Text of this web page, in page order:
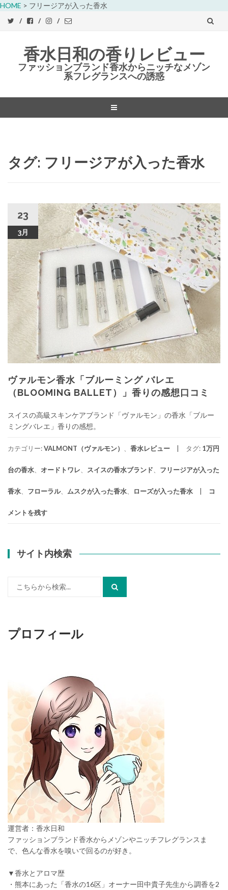
HOME > フリージアが入った香水
香水日和の香りレビュー
ファッションブランド香水からニッチなメゾン
系フレグランスへの誘惑
タグ: フリージアが入った香水
23
3月
ヴァルモン香水「ブルーミング バレエ
（BLOOMING BALLET）」香りの感想口コミ
スイスの高級スキンケアブランド「ヴァルモン」の香水「ブルー
ミングバレエ」香りの感想。
カテゴリー:VALMONT（ヴァルモン） 香水レビュー タグ: 1万円
台の香水 オードトワレ スイスの香水ブランド フリージアが入った
香水 フローラル、 ムスクが入った香水 ローズが入った香水 コ
メントを残す
サイト内検索
プロフィール
運営者：香水日和
ファッションブランド香水からメゾンやニッチフレグランスま
で、色んな香水を嗅いで回るのが好き。
▼香水とアロマ歴
・熊本にあった「香水の16区」オーナー田中貴子先生から調香を2